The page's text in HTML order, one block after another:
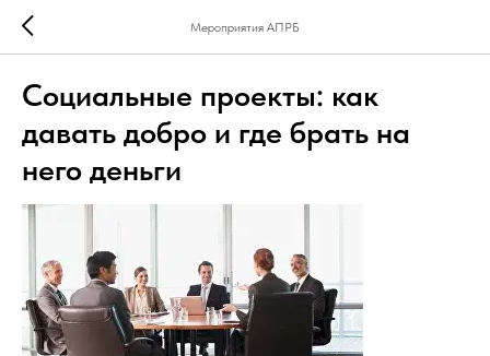
Мероприятия АПРБ
Социальные проекты: как
давать добро и где брать на
него деньги